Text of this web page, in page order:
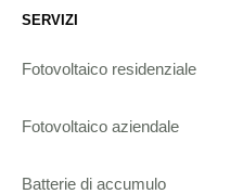
SERVIZI
Fotovoltaico residenziale
Fotovoltaico aziendale
Batterie di accumulo